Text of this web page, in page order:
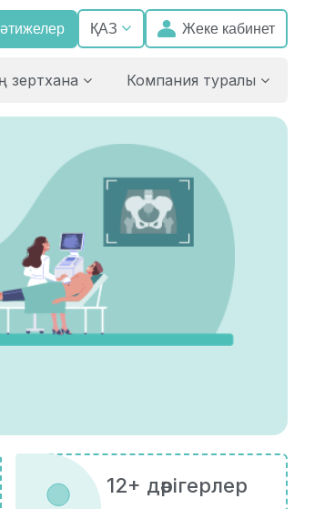
ҚАЗ Жеке кабинет
зертхана Компания туралы
12+ дәрігерлер